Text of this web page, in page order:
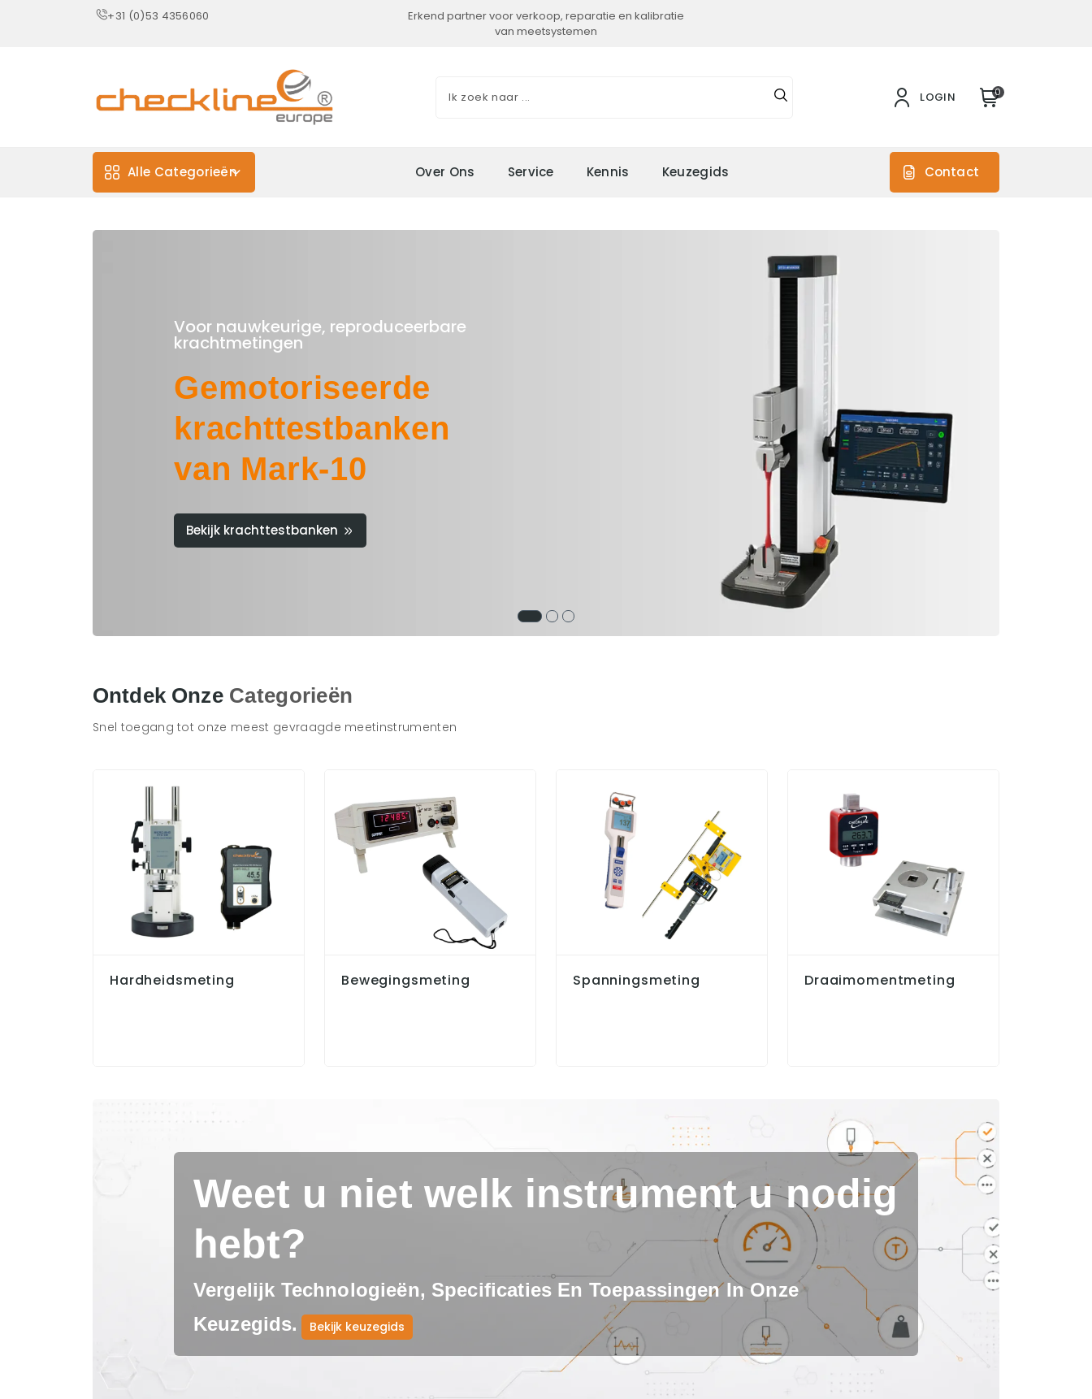
+31 (0)53 4356060
Erkend partner voor verkoop, reparatie en kalibratie
van meetsystemen
LOGIN 0
Alle Categorieën Over Ons Service Kennis Keuzegids Contact
Voor nauwkeurige, reproduceerbare
krachtmetingen
Gemotoriseerde
krachttestbanken
van Mark-10
Bekijk krachttestbanken
Ontdek Onze Categorieën
Snel toegang tot onze meest gevraagde meetinstrumenten
Hardheidsmeting Bewegingsmeting Spanningsmeting Draaimomentmeting
Weet u niet welk instrument u nodig
hebt?
Vergelijk Technologieën, Specificaties En Toepassingen In Onze
Keuzegids.
Bekijk keuzegids